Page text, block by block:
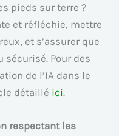
pieds sur terre ?
et réfléchie, mettre
et s’assurer que
Pour des
de l’IA dans le
détaillé ici.
respectant les